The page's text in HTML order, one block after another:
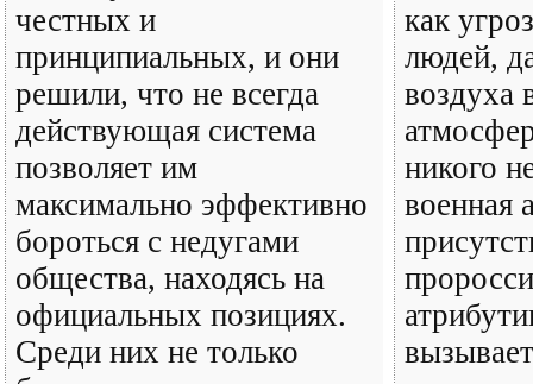
честных и
принципиальных, и они
решили, что не всегда
действующая система
позволяет им
максимально эффективно
бороться с недугами
общества, находясь на
официальных позициях.
Среди них не только
как
людей,
воздуха
никого
военная